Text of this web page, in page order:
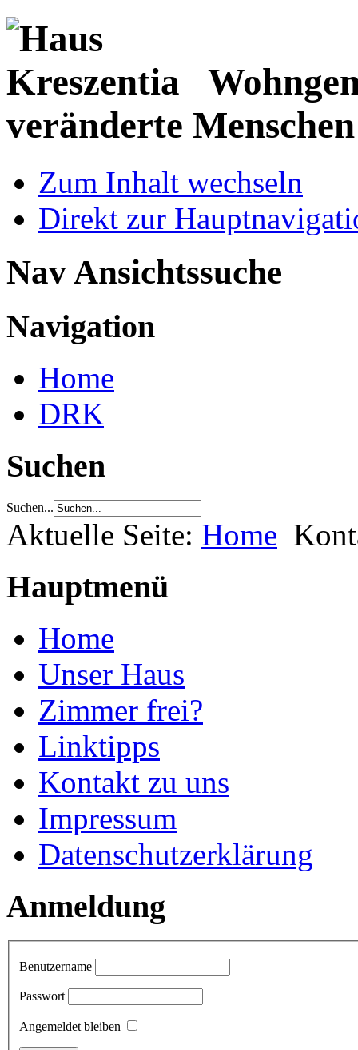
veränderte Menschen
Zum Inhalt wechseln
Direkt zur
Nav Ansichtssuche
Navigation
Home
DRK
Suchen
Suchen...
Aktuelle Seite: Home
Hauptmenü
Home
Unser Haus
Zimmer frei?
Linktipps
Kontakt zu uns
Impressum
Datenschutzerklärung
Anmeldung
Benutzername
Passwort
Angemeldet bleiben